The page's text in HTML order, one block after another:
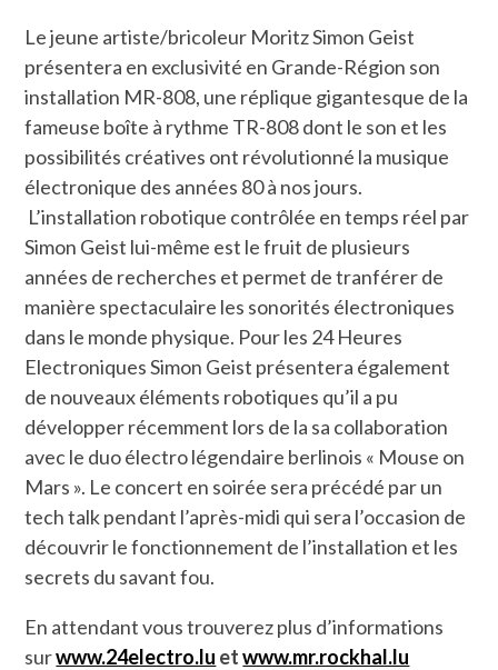
Le jeune artiste/bricoleur Moritz Simon Geist
présentera en exclusivité en Grande-Région son
installation MR-808, une réplique gigantesque de la
fameuse boîte à rythme TR-808 dont le son et les
possibilités créatives ont révolutionné la musique
électronique des années 80 à nos jours.
L’installation robotique contrôlée en temps réel par
Simon Geist lui-même est le fruit de plusieurs
années de recherches et permet de tranférer de
manière spectaculaire les sonorités électroniques
dans le monde physique. Pour les 24 Heures
Electroniques Simon Geist présentera également
de nouveaux éléments robotiques qu’il a pu
développer récemment lors de la sa collaboration
avec le duo électro légendaire berlinois « Mouse on
Mars ». Le concert en soirée sera précédé par un
tech talk pendant l’après-midi qui sera l’occasion de
découvrir le fonctionnement de l’installation et les
secrets du savant fou.
En attendant vous trouverez plus d’informations
surwww.24electro.lu etwww.mr.rockhal.lu